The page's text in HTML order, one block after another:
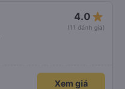
4.0 star_rate
(11 đánh giá)
Xem giá